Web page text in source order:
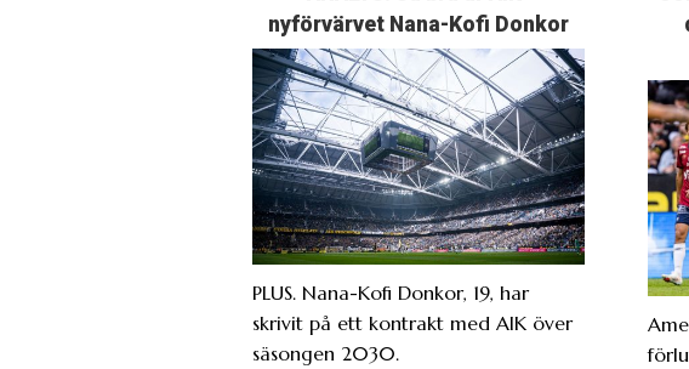
nyförvärvet Nana-Kofi Donkor
PLUS. Nana-Kofi Donkor, 19, har
skrivit på ett kontrakt med AIK över
säsongen 2030.